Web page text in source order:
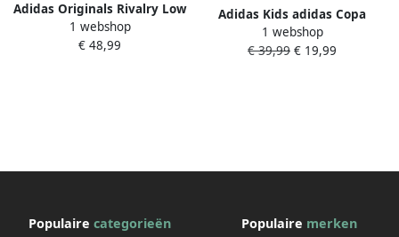
Adidas Originals Rivalry Low
Schoenen Kids
1 webshop
€ 48,99
Adidas Kids adidas Copa
Sense.4 Gras Kunstgras
Voetbalschoenen(FxG)Kids
1 webshop
€ 39,99 € 19,99
Populaire categorieën Populaire merken